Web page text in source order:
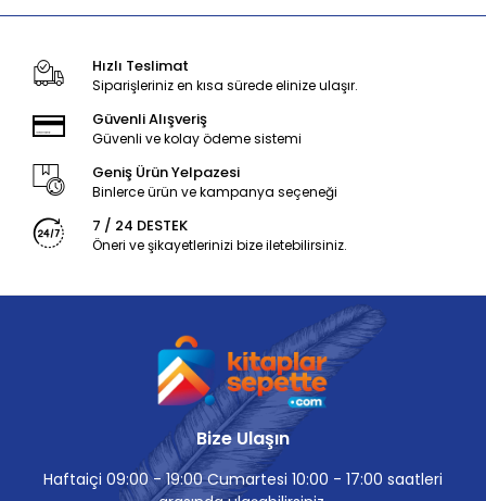
Hızlı Teslimat
Siparişleriniz en kısa sürede elinize ulaşır.
Güvenli Alışveriş
Güvenli ve kolay ödeme sistemi
Geniş Ürün Yelpazesi
Binlerce ürün ve kampanya seçeneği
7 / 24 DESTEK
Öneri ve şikayetlerinizi bize iletebilirsiniz.
Bize Ulaşın
Haftaiçi 09:00 - 19:00 Cumartesi 10:00 - 17:00 saatleri